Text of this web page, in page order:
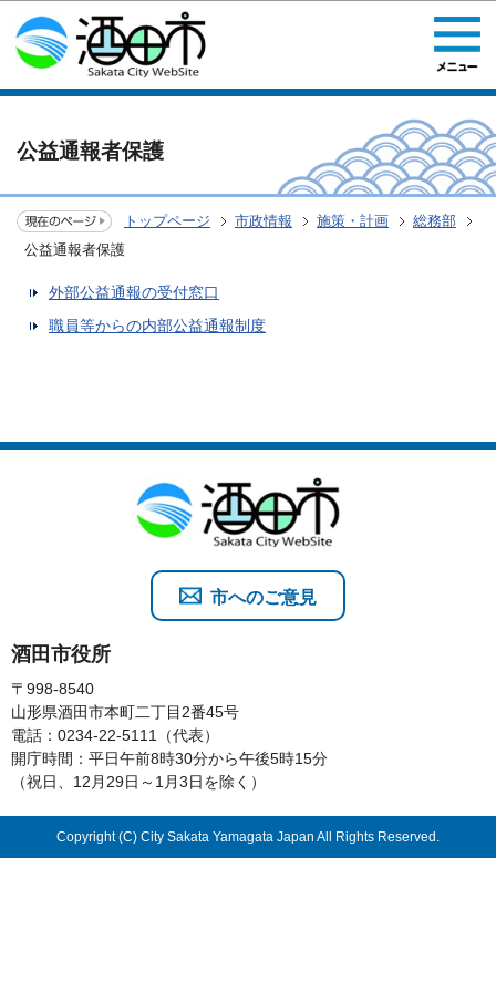
このページの本文へ移動
公益通報者保護
トップページ 市政情報 施策・計画
総務部
公益通報者保護
外部公益通報の受付窓口
職員等からの内部公益通報制度
酒田市役所
〒998-8540
山形県酒田市本町二丁目2番45号
電話：0234-22-5111（代表）
開庁時間：平日午前8時30分から午後5時15分
（祝日、12月29日～1月3日を除く）
市へのご意見
Copyright (C) City Sakata Yamagata Japan All Rights Reserved.